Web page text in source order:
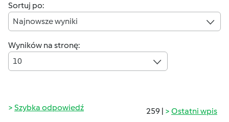
Sortuj po:
Najnowsze wyniki
Wyników na stronę:
10
259 | Ostatni wpis
Szybka odpowiedź